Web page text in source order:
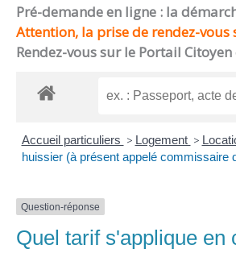
Pré-demande en ligne : la
Attention, la prise de rendez-
Rendez-vous sur le Portail
Accueil particuliers > Logement >
huissier (à présent appelé commissaire
Question-réponse
Quel tarif s'applique en